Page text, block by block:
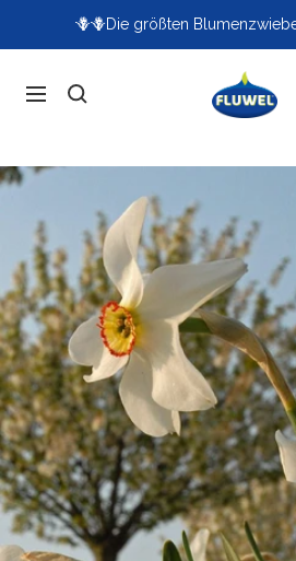
🪻🪻Die größten
Navigation
Fluwel